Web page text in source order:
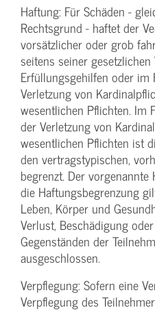
Haftung: Für Schäden -
Rechtsgrund - haftet der
vorsätzlicher oder grob
seitens seiner
Erfüllungsgehilfen oder im
Verletzung von
wesentlichen Pflichten. Im
der Verletzung von
wesentlichen Pflichten ist
den vertragstypischen,
begrenzt. Der
die Haftungs­begrenzung
Leben, Körper und
Verlust, Beschädigung
Gegenständen der
ausgeschlossen.
Verpflegung: Sofern eine
Verpflegung des